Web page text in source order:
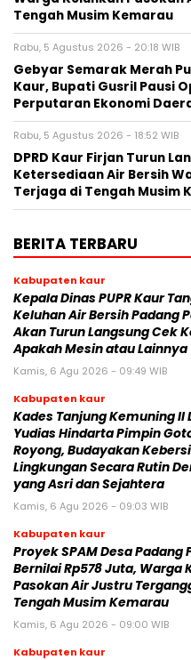
Tengah Musim Kemarau
Rabu, 5 Agustus 2026 - 20:18 WIB
Gebyar Semarak Merah
Kaur, Bupati Gusril Pausi
Perputaran Ekonomi
Rabu, 5 Agustus 2026 - 18:52 WIB
DPRD Kaur Firjan Turun
Ketersediaan Air Bersih
Terjaga di Tengah Musim
BERITA TERBARU
Kabupaten kaur
Kepala Dinas PUPR Kaur
Keluhan Air Bersih Padang
Akan Turun Langsung Cek
Apakah Mesin atau Lainnya
Kamis, 6 Agu 2026 - 09:49 WIB
Kabupaten kaur
Kades Tanjung Kemuning II
Yudias Hindarta Pimpin
Royong, Budayakan
Lingkungan Secara Rutin
yang Asri dan Sejahtera
Kamis, 6 Agu 2026 - 09:03 WIB
Kabupaten kaur
Proyek SPAM Desa Padang
Bernilai Rp578 Juta, Warga
Pasokan Air Justru
Tengah Musim Kemarau
Kamis, 6 Agu 2026 - 09:00 WIB
Kabupaten kaur